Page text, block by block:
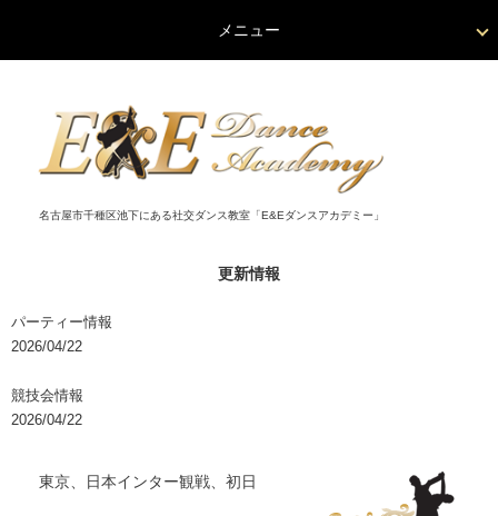
名古屋市千種区池下にある社交ダンス教室「E&Eダンスアカデミー」
更新情報
パーティー情報
2026/04/22
競技会情報
2026/04/22
メニュー
東京、日本インター観戦、初日